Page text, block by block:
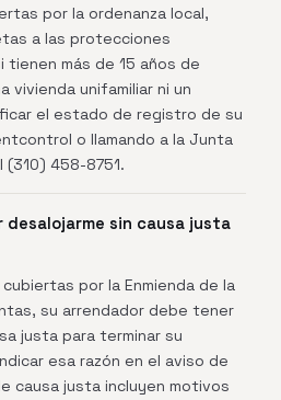
por la ordenanza local,
a las protecciones
más de 15 años de
vivienda unifamiliar ni un
el estado de registro de su
o llamando a la Junta
458-8751.
desalojarme sin causa justa
por la Enmienda de la
su arrendador debe tener
justa para terminar su
esa razón en el aviso de
causa justa incluyen motivos